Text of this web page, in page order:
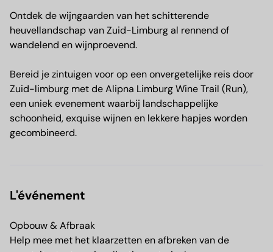
Ontdek de wijngaarden van het schitterende
heuvellandschap van Zuid-Limburg al rennend of
wandelend en wijnproevend.
Bereid je zintuigen voor op een onvergetelijke reis door
Zuid-limburg met de Alipna Limburg Wine Trail (Run),
een uniek evenement waarbij landschappelijke
schoonheid, exquise wijnen en lekkere hapjes worden
gecombineerd.
L'événement
Opbouw & Afbraak
Help mee met het klaarzetten en afbreken van de